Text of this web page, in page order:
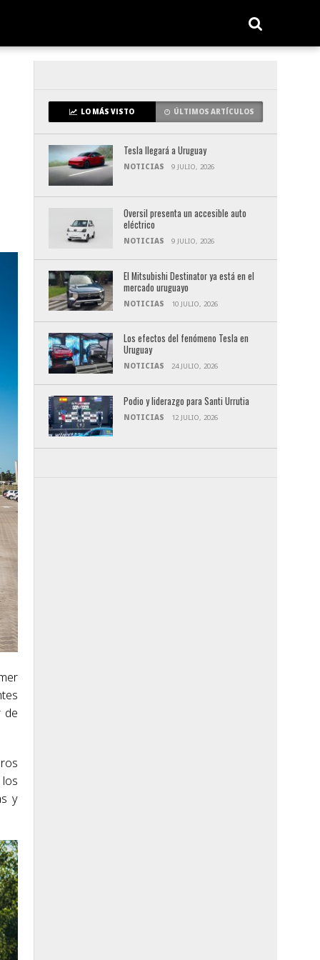
de
y
LO MÁS VISTO ÚLTIMOS ARTÍCULOS
Tesla llegará a Uruguay
NOTICIAS 9 JULIO, 2026
Oversil presenta un accesible auto
eléctrico
NOTICIAS 9 JULIO, 2026
El Mitsubishi Destinator ya está en el
mercado uruguayo
NOTICIAS 10 JULIO, 2026
Los efectos del fenómeno Tesla en
Uruguay
NOTICIAS 24 JULIO, 2026
Podio y liderazgo para Santi Urrutia
NOTICIAS 12 JULIO, 2026